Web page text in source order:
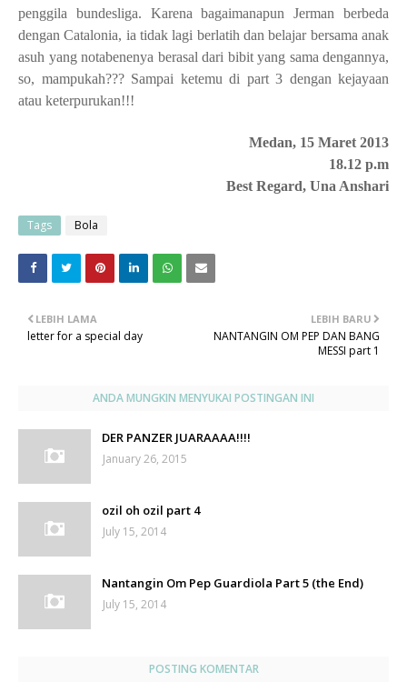
penggila bundesliga. Karena bagaimanapun Jerman berbeda
dengan Catalonia, ia tidak lagi berlatih dan belajar bersama anak
asuh yang notabenenya berasal dari bibit yang sama dengannya,
so, mampukah??? Sampai ketemu di part 3 dengan kejayaan
atau keterpurukan!!!
Medan, 15 Maret 2013
18.12 p.m
Best Regard, Una Anshari
Tags Bola
LEBIH BARU
NANTANGIN OM PEP DAN BANG
MESSI part 1
LEBIH LAMA
letter for a special day
ANDA MUNGKIN MENYUKAI POSTINGAN INI
DER PANZER JUARAAAA!!!!
January 26, 2015
ozil oh ozil part 4
July 15, 2014
Nantangin Om Pep Guardiola Part 5 (the End)
July 15, 2014
POSTING KOMENTAR